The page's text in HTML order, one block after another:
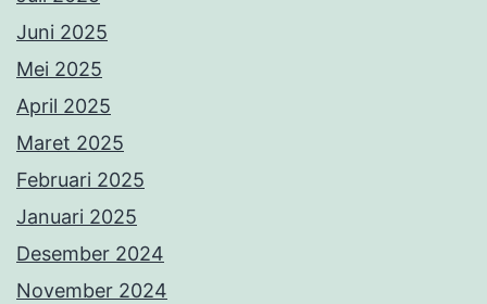
Juni 2025
Mei 2025
April 2025
Maret 2025
Februari 2025
Januari 2025
Desember 2024
November 2024